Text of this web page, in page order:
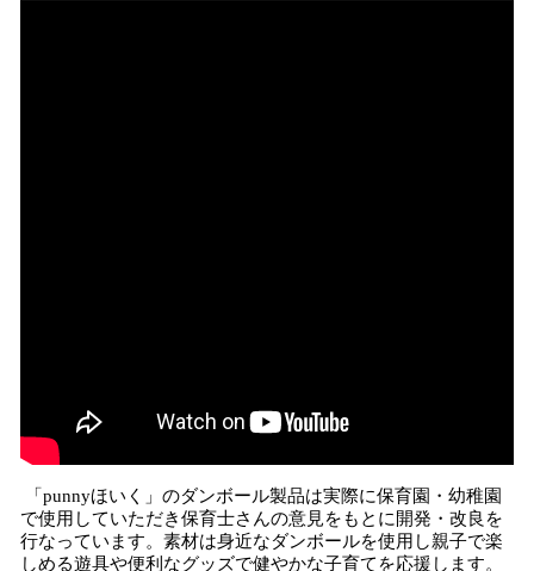
「punnyほいく」のダンボール製品は実際に保育園・幼稚園
で使用していただき保育士さんの意見をもとに開発・改良を
行なっています。素材は身近なダンボールを使用し親子で楽
しめる遊具や便利なグッズで健やかな子育てを応援します。